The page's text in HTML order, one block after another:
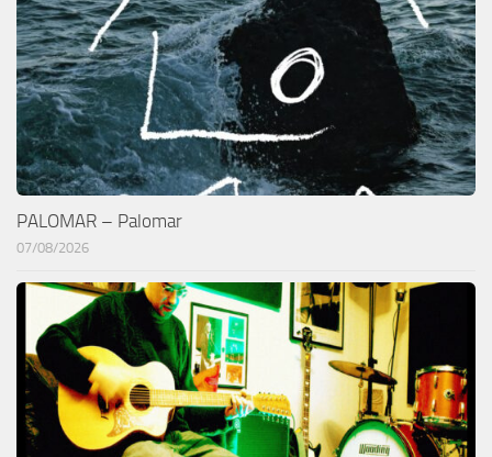
PALOMAR – Palomar
07/08/2026